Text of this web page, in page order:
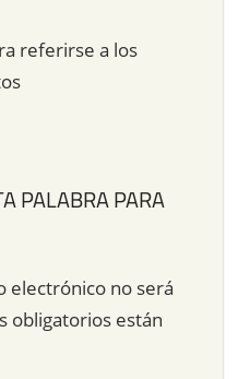
referirse a los
PALABRA PARA
electrónico no será
obligatorios están